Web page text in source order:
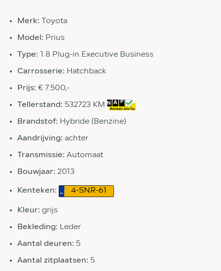
Merk: Toyota
Model: Prius
Type: 1.8 Plug-in Executive Business
Carrosserie: Hatchback
Prijs: € 7.500,-
Tellerstand: 532723 KM
Brandstof: Hybride (Benzine)
Aandrijving: achter
Transmissie: Automaat
Bouwjaar: 2013
Kenteken: 4-SNR-61
Kleur: grijs
Bekleding: Leder
Aantal deuren: 5
Aantal zitplaatsen: 5